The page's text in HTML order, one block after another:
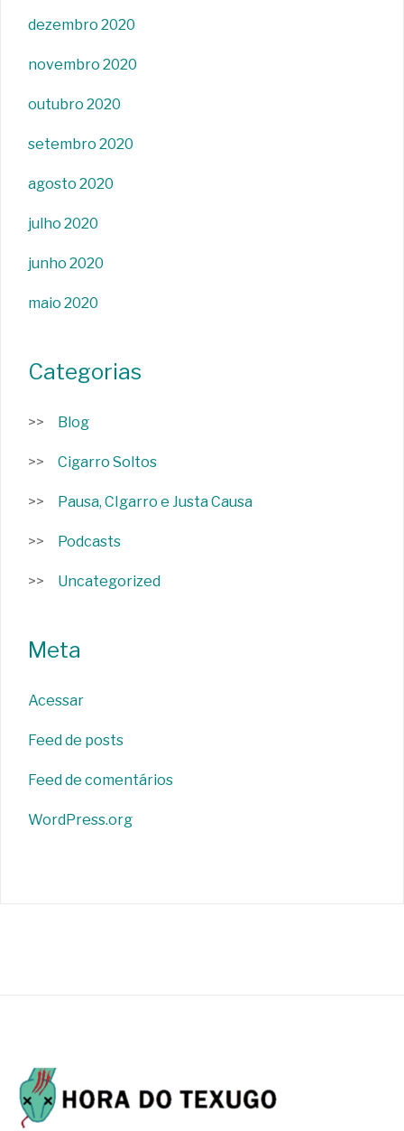
dezembro 2020
novembro 2020
outubro 2020
setembro 2020
agosto 2020
julho 2020
junho 2020
maio 2020
Categorias
Blog
Cigarro Soltos
Pausa, CIgarro e Justa Causa
Podcasts
Uncategorized
Meta
Acessar
Feed de posts
Feed de comentários
WordPress.org